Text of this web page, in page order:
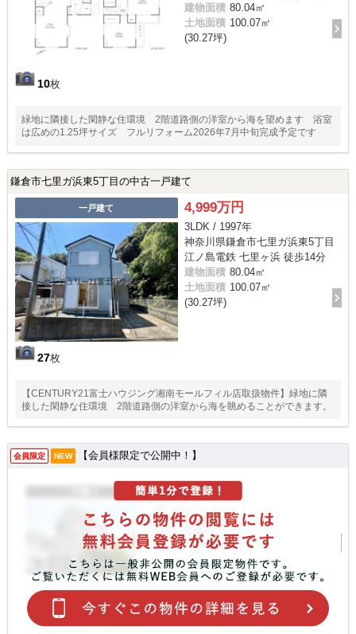
10枚
建物面積 80.04㎡
土地面積 100.07㎡
(30.27坪)
緑地に隣接した閑静な住環境 2階道路側の洋室から海を望めます 浴室
は広めの1.25坪サイズ フルリフォーム2026年7月中旬完成予定です
鎌倉市七里ガ浜東5丁目の中古一戸建て
一戸建て
27枚
4,999万円
3LDK / 1997年
神奈川県鎌倉市七里ガ浜東5丁目
江ノ島電鉄 七里ヶ浜 徒歩14分
建物面積 80.04㎡
土地面積 100.07㎡
(30.27坪)
【CENTURY21富士ハウジング湘南モールフィル店取扱物件】緑地に隣
接した閑静な住環境 2階道路側の洋室から海を眺めることができます。
会員限定 NEW 【会員様限定で公開中！】